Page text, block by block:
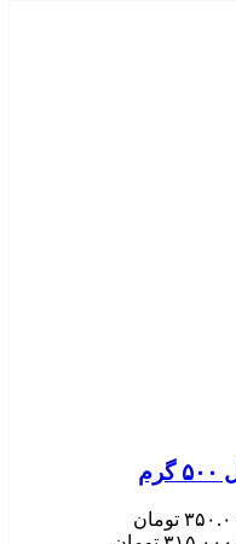
قیمت اصلی: ۳۵۰.۰۰۰ تومان